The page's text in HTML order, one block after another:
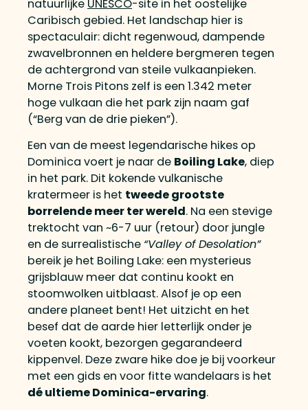
natuurlijke UNESCO-site in het oostelijke
Caribisch gebied. Het landschap hier is
spectaculair: dicht regenwoud, dampende
zwavelbronnen en heldere bergmeren tegen
de achtergrond van steile vulkaanpieken.
Morne Trois Pitons zelf is een 1.342 meter
hoge vulkaan die het park zijn naam gaf
(“Berg van de drie pieken”).
Een van de meest legendarische hikes op
Dominica voert je naar de Boiling Lake, diep
in het park. Dit kokende vulkanische
kratermeer is het tweede grootste
borrelende meer ter wereld. Na een stevige
trektocht van ~6-7 uur (retour) door jungle
en de surrealistische “Valley of Desolation”
bereik je het Boiling Lake: een mysterieus
grijsblauw meer dat continu kookt en
stoomwolken uitblaast. Alsof je op een
andere planeet bent! Het uitzicht en het
besef dat de aarde hier letterlijk onder je
voeten kookt, bezorgen gegarandeerd
kippenvel. Deze zware hike doe je bij voorkeur
met een gids en voor fitte wandelaars is het
dé ultieme Dominica-ervaring.